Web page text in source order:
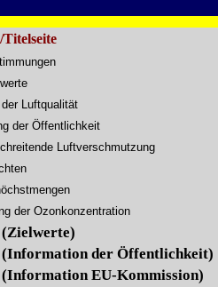
Luftqualität
der Öffentlichkeit
Luftverschmutzung
der Ozonkonzentration
(Information der Öffentlichkeit)
(Information EU-Kommission)